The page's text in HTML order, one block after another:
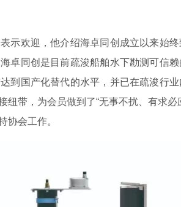
示欢迎，他介绍海卓同创成立以来始
卓同创是目前疏浚船舶水下勘测可信赖
到国产化替代的水平，并已在疏浚行业
纽带，为会员做到了“无事不扰、有求必
协会工作。